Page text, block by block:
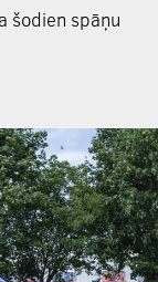
šodien spāņu